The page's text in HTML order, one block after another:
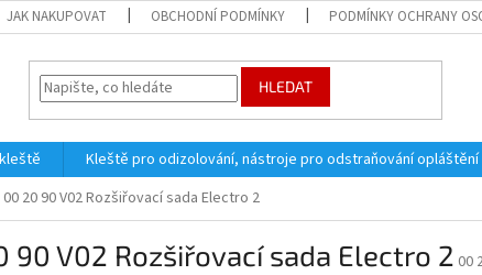
JAK NAKUPOVAT OBCHODNÍ PODMÍNKY PODMÍNKY OCHRANY
HLEDAT
Kleště pro odizolování, nástroje pro odstraňování opláštění
00 20 90 V02 Rozšiřovací sada Electro 2
90 V02 Rozšiřovací sada Electro 2 00